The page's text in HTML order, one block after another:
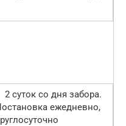
2 суток со дня забора.
ежедневно,